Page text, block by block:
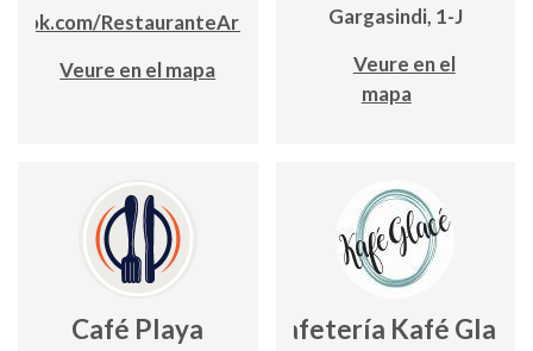
RestauranteArroceriaCaPau
Veure en el mapa
Gargasindi, 1-J
Veure en el
mapa
Café Playa Cafetería Kafé Glacé